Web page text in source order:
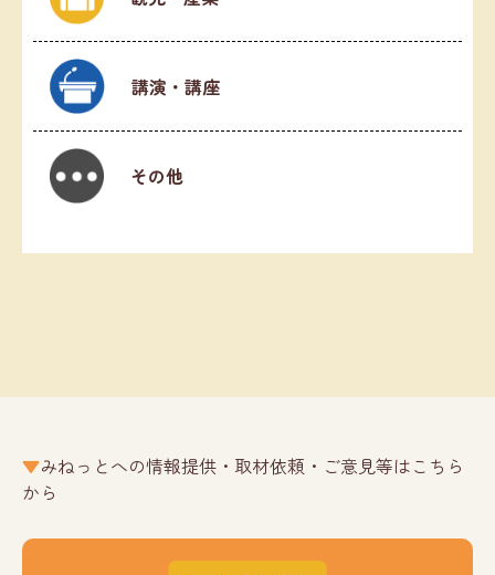
講演・講座
その他
みねっとへの情報提供・取材依頼・ご意見等はこちら
から